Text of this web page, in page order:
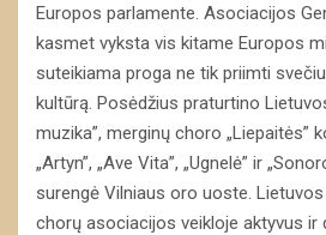
Europos parlamente. Asociacijos
kasmet vyksta vis kitame Europos
suteikiama proga ne tik priimti
kultūrą. Posėdžius praturtino
muzika”, merginų choro „Liepaitės”
„Artyn”, „Ave Vita”, „Ugnelė” ir
surengė Vilniaus oro uoste.
chorų asociacijos veikloje aktyvus ir